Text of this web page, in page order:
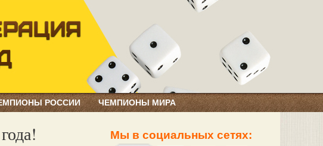
РОССИИ ЧЕМПИОНЫ МИРА
Мы в социальных сетях: